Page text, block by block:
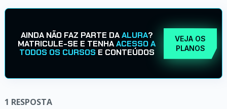
AINDA NÃO FAZ PARTE DAALURA?
MATRICULE-SE E TENHAACESSO A
TODOS OS CURSOS E CONTEÚDOS
VEJA OS
PLANOS
1 RESPOSTA